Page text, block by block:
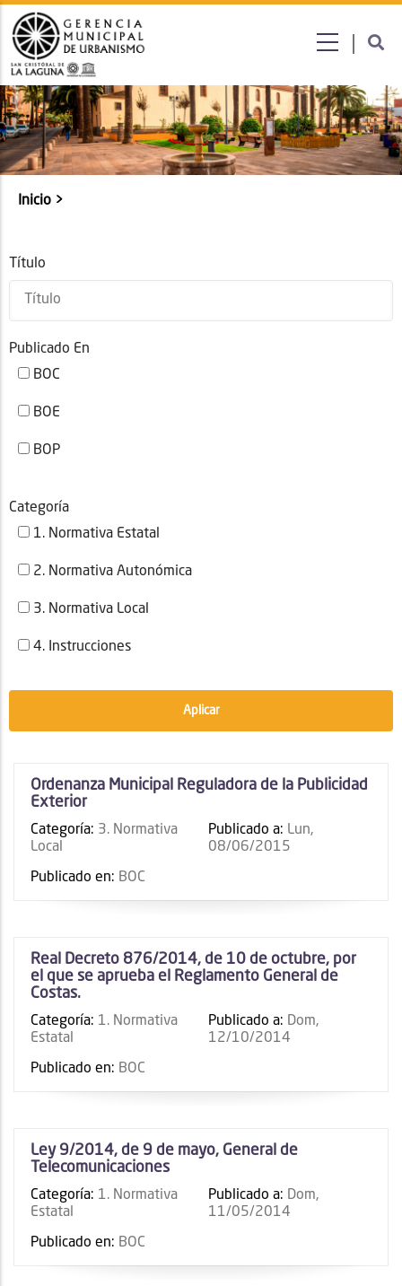
Submenú
Sobrescribir
de
ayuda
a
la
navegación
Inicio
Título
Publicado En
BOC
BOE
BOP
Categoría
1. Normativa Estatal
2. Normativa Autonómica
3. Normativa Local
4. Instrucciones
Ordenanza Municipal Reguladora de la Publicidad
Exterior
Categoría: 3. Normativa
Local
Publicado en: BOC
Publicado a: Lun,
08/06/2015
Real Decreto 876/2014, de 10 de octubre, por
el que se aprueba el Reglamento General de
Costas.
Categoría: 1. Normativa
Estatal
Publicado en: BOC
Publicado a: Dom,
12/10/2014
Ley 9/2014, de 9 de mayo, General de
Telecomunicaciones
Categoría: 1. Normativa
Estatal
Publicado en: BOC
Publicado a: Dom,
11/05/2014